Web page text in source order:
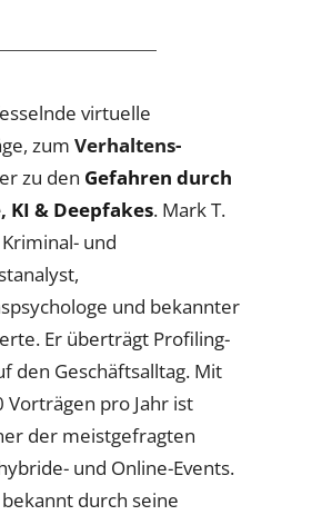
virtuelle
zum Verhaltens-
zu den Gefahren durch
, KI & Deepfakes. Mark T.
und
und bekannter
Er überträgt Profiling-
den Geschäftsalltag. Mit
Vorträgen pro Jahr ist
der meistgefragten
und Online-Events.
durch seine